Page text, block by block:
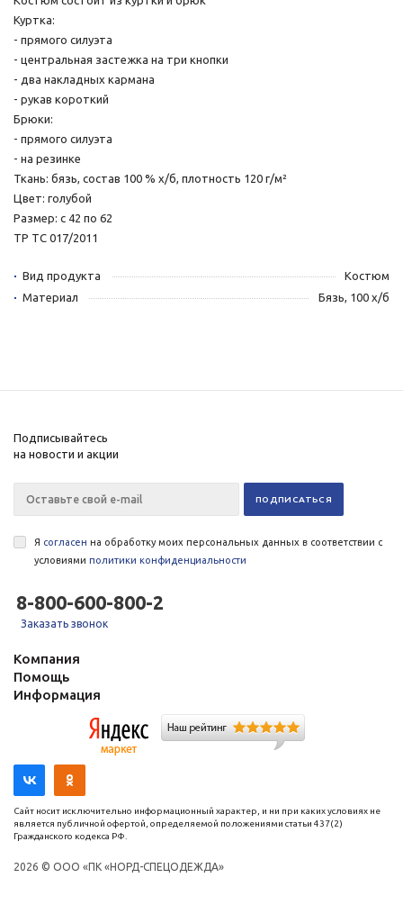
Куртка:
- прямого силуэта
- центральная застежка на три кнопки
- два накладных кармана
- рукав короткий
Брюки:
- прямого силуэта
- на резинке
Ткань: бязь, состав 100 % х/б, плотность 120 г/м²
Цвет: голубой
Размер: с 42 по 62
ТР ТС 017/2011
Вид продукта
Костюм
Материал
Бязь, 100 х/б
Подписывайтесь
на новости и акции
Я согласен на обработку моих персональных данных в соответствии с
условиями политики конфиденциальности
8-800-600-800-2
Заказать звонок
Компания
Помощь
Информация
Сайт носит исключительно информационный характер, и ни при каких условиях не
является публичной офертой, определяемой положениями статьи 437(2)
Гражданского кодекса РФ.
2026 © ООО «ПК «НОРД-СПЕЦОДЕЖДА»